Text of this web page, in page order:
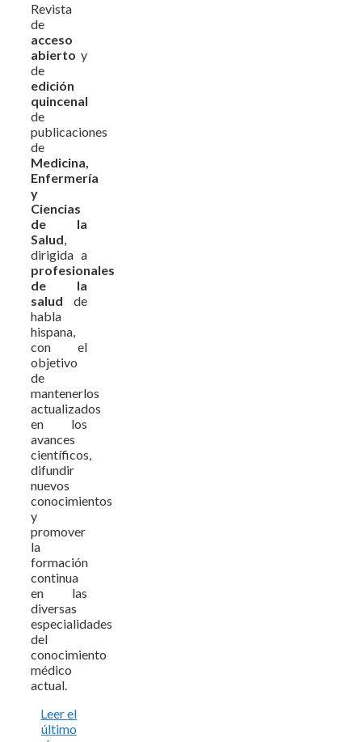
Revista
de
acceso
abierto y
de
edición
quincenal
de
publicaciones
de
Medicina,
Enfermería
y
Ciencias
de la
Salud,
dirigida a
profesionales
de la
salud de
habla
hispana,
con el
objetivo
de
mantenerlos
actualizados
en los
avances
científicos,
difundir
nuevos
conocimientos
y
promover
la
formación
continua
en las
diversas
especialidades
del
conocimiento
médico
actual.
Leer el
último